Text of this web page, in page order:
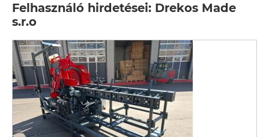
Felhasználó hirdetései: Drekos Made
s.r.o